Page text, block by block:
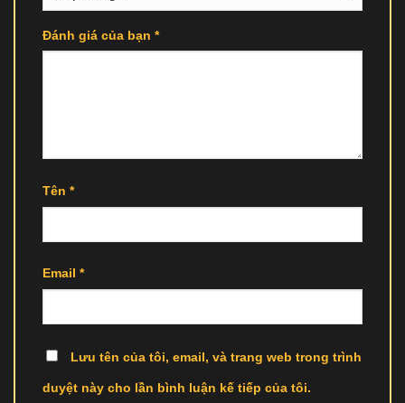
Đánh giá của bạn *
Tên *
Email *
Lưu tên của tôi, email, và trang web trong trình
duyệt này cho lần bình luận kế tiếp của tôi.